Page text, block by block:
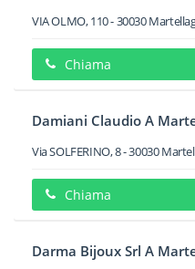
VIA OLMO, 110-30030
Chiama
Damiani Claudio A
Via SOLFERINO, 8-30030
Chiama
Darma Bijoux Srl A